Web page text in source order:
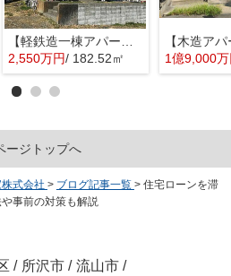
2,550万円/ 182.52㎡ 1億9,000
ージトップへ
式会社 > ブログ記事一覧 > 住宅ローンを滞
事前の対策も解説
/ 所沢市 / 流山市 /